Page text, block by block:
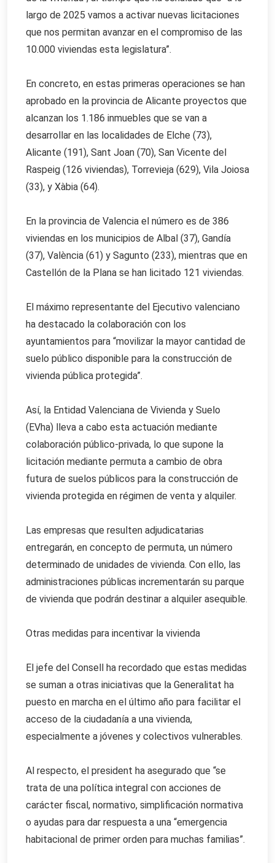
largo de 2025 vamos a activar nuevas licitaciones
que nos permitan avanzar en el compromiso de las
10.000 viviendas esta legislatura”.
En concreto, en estas primeras operaciones se han
aprobado en la provincia de Alicante proyectos que
alcanzan los 1.186 inmuebles que se van a
desarrollar en las localidades de Elche (73),
Alicante (191), Sant Joan (70), San Vicente del
Raspeig (126 viviendas), Torrevieja (629), Vila Joiosa
(33), y Xàbia (64).
En la provincia de Valencia el número es de 386
viviendas en los municipios de Albal (37), Gandía
(37), València (61) y Sagunto (233), mientras que en
Castellón de la Plana se han licitado 121 viviendas.
El máximo representante del Ejecutivo valenciano
ha destacado la colaboración con los
ayuntamientos para “movilizar la mayor cantidad de
suelo público disponible para la construcción de
vivienda pública protegida”.
Así, la Entidad Valenciana de Vivienda y Suelo
(EVha) lleva a cabo esta actuación mediante
colaboración público-privada, lo que supone la
licitación mediante permuta a cambio de obra
futura de suelos públicos para la construcción de
vivienda protegida en régimen de venta y alquiler.
Las empresas que resulten adjudicatarias
entregarán, en concepto de permuta, un número
determinado de unidades de vivienda. Con ello, las
administraciones públicas incrementarán su parque
de vivienda que podrán destinar a alquiler asequible.
Otras medidas para incentivar la vivienda
El jefe del Consell ha recordado que estas medidas
se suman a otras iniciativas que la Generalitat ha
puesto en marcha en el último año para facilitar el
acceso de la ciudadanía a una vivienda,
especialmente a jóvenes y colectivos vulnerables.
Al respecto, el president ha asegurado que “se
trata de una política integral con acciones de
carácter fiscal, normativo, simplificación normativa
o ayudas para dar respuesta a una “emergencia
habitacional de primer orden para muchas familias”.